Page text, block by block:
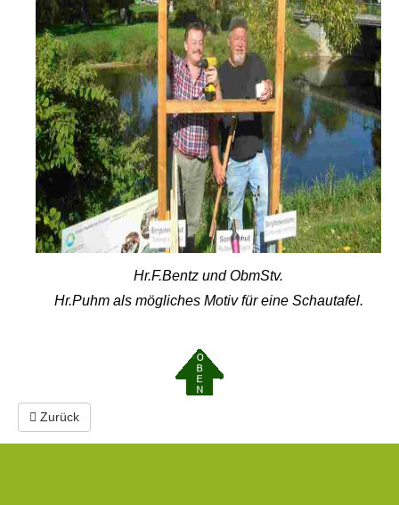
Hr.F.Bentz undObmStv.
Hr.Puhm als mögliches Motiv für eine Schautafel.
Vorheriger Beitrag: zum Flusslehrpfad
Zurück